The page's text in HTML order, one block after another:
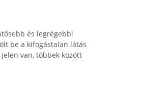
és legrégebbi
be a kifogástalan látás
van, többek között